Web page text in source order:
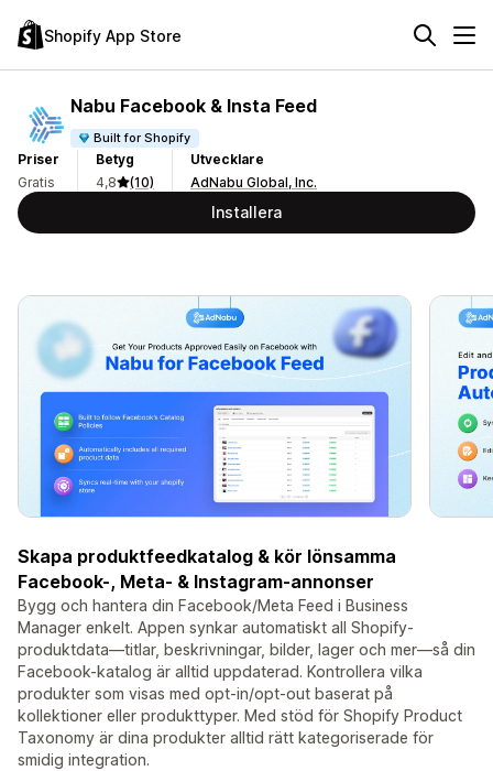
Shopify App Store
Nabu Facebook & Insta Feed
Built for Shopify
Priser
Gratis
Betyg
4,8
(10)
Utvecklare
AdNabu Global, Inc.
Installera
Skapa produktfeedkatalog & kör lönsamma
Facebook-, Meta- & Instagram-annonser
Bygg och hantera din Facebook/Meta Feed i Business
Manager enkelt. Appen synkar automatiskt all Shopify-
produktdata—titlar, beskrivningar, bilder, lager och mer—så din
Facebook-katalog är alltid uppdaterad. Kontrollera vilka
produkter som visas med opt-in/opt-out baserat på
kollektioner eller produkttyper. Med stöd för Shopify Product
Taxonomy är dina produkter alltid rätt kategoriserade för
smidig integration.